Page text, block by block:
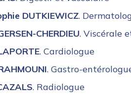
DUTKIEWICZ.
CHERDIEU. Viscérale
. Cardiologue
. Gastro-
. Radiologue